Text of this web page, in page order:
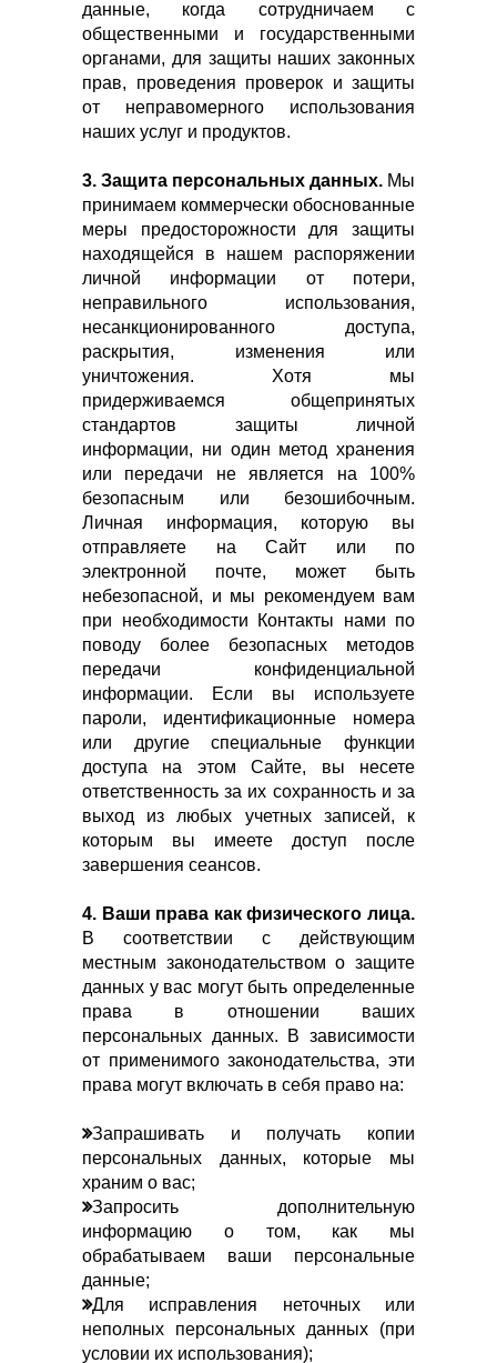
данные, когда сотрудничаем с
общественными и государственными
органами, для защиты наших законных
прав, проведения проверок и защиты
от неправомерного использования
наших услуг и продуктов.
3. Защита персональных данных. Мы
принимаем коммерчески обоснованные
меры предосторожности для защиты
находящейся в нашем распоряжении
личной информации от потери,
неправильного использования,
несанкционированного доступа,
раскрытия, изменения или
уничтожения. Хотя мы
придерживаемся общепринятых
стандартов защиты личной
информации, ни один метод хранения
или передачи не является на 100%
безопасным или безошибочным.
Личная информация, которую вы
отправляете на Сайт или по
электронной почте, может быть
небезопасной, и мы рекомендуем вам
при необходимости Контакты нами по
поводу более безопасных методов
передачи конфиденциальной
информации. Если вы используете
пароли, идентификационные номера
или другие специальные функции
доступа на этом Сайте, вы несете
ответственность за их сохранность и за
выход из любых учетных записей, к
которым вы имеете доступ после
завершения сеансов.
4. Ваши права как физического лица.
В соответствии с действующим
местным законодательством о защите
данных у вас могут быть определенные
права в отношении ваших
персональных данных. В зависимости
от применимого законодательства, эти
права могут включать в себя право на:
Запрашивать и получать копии
персональных данных, которые мы
храним о вас;
Запросить дополнительную
информацию о том, как мы
обрабатываем ваши персональные
данные;
Для исправления неточных или
неполных персональных данных (при
условии их использования);